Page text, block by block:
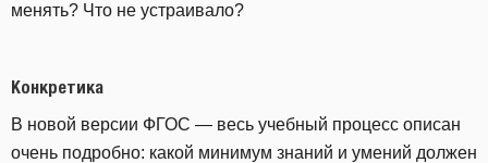
менять? Что не устраивало?
Конкретика
В новой версии ФГОС — весь учебный процесс описан
очень подробно: какой минимум знаний и умений должен